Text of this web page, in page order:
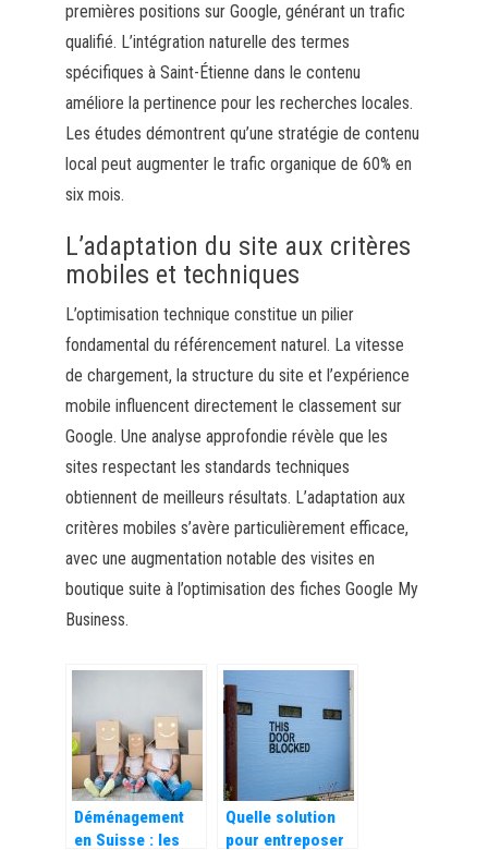
premières positions sur Google, générant un trafic
qualifié. L’intégration naturelle des termes
spécifiques à Saint-Étienne dans le contenu
améliore la pertinence pour les recherches locales.
Les études démontrent qu’une stratégie de contenu
local peut augmenter le trafic organique de 60% en
six mois.
L’adaptation du site aux critères
mobiles et techniques
L’optimisation technique constitue un pilier
fondamental du référencement naturel. La vitesse
de chargement, la structure du site et l’expérience
mobile influencent directement le classement sur
Google. Une analyse approfondie révèle que les
sites respectant les standards techniques
obtiennent de meilleurs résultats. L’adaptation aux
critères mobiles s’avère particulièrement efficace,
avec une augmentation notable des visites en
boutique suite à l’optimisation des fiches Google My
Business.
Déménagement
en Suisse : les
Quelle solution
pour entreposer